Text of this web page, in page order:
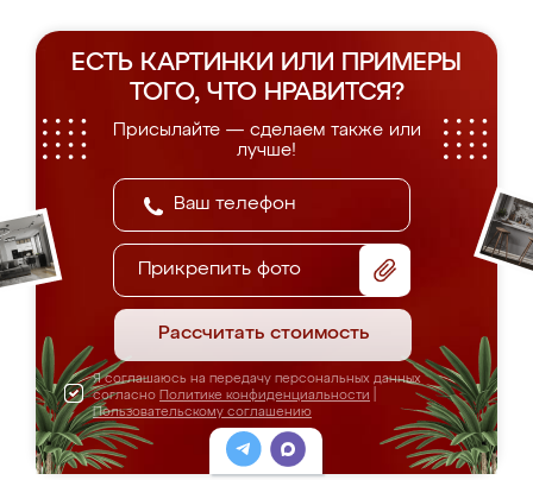
ЕСТЬ КАРТИНКИ ИЛИ ПРИМЕРЫ
ТОГО, ЧТО НРАВИТСЯ?
Присылайте — сделаем также или
лучше!
Прикрепить фото
Рассчитать стоимость
Я соглашаюсь на передачу персональных данных
согласно Политике конфиденциальности
Пользовательскому соглашению